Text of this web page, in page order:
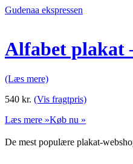
Gudenaa ekspressen
Alfabet plakat
(Læs mere)
540 kr. (Vis fragtpris)
Læs mere »Køb nu »
De mest populære plakat-